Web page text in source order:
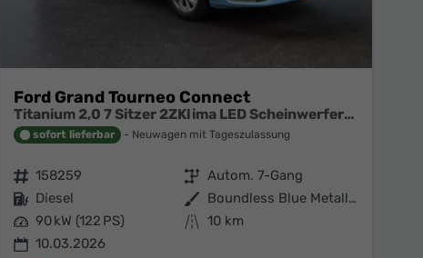
Ford Grand Tourneo Connect
Titanium 2,0 7 Sitzer 2ZKlima LED Scheinwerfer Anhängerkupplung Sitzheizung Einparkhilfe Kamera 17 Zoll Leichtmetall ACC
sofort lieferbar Neuwagen mit Tageszulassung
Fahrzeugnr. 158259 Getriebe Autom. 7-Gang
Kraftstoff Diesel Außenfarbe
Boundless Blue Metallic
Leistung 90 kW (122 PS) Kilometerstand 10 km
10.03.2026